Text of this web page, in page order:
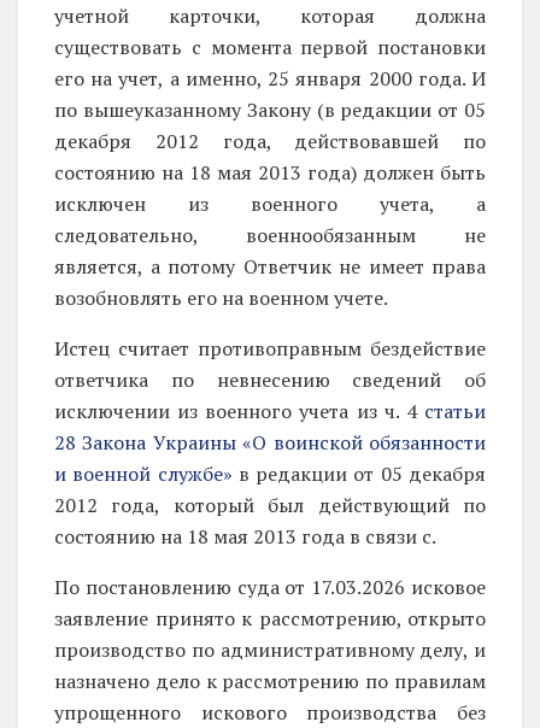
учетной карточки, которая должна
существовать с момента первой постановки
его на учет, а именно, 25 января 2000 года. И
по вышеуказанному Закону (в редакции от 05
декабря 2012 года, действовавшей по
состоянию на 18 мая 2013 года) должен быть
исключен из военного учета, а
следовательно, военнообязанным не
является, а потому Ответчик не имеет права
возобновлять его на военном учете.
Истец считает противоправным бездействие
ответчика по невнесению сведений об
исключении из военного учета из ч. 4 статьи
28 Закона Украины «О воинской обязанности
и военной службе» в редакции от 05 декабря
2012 года, который был действующий по
состоянию на 18 мая 2013 года в связи с.
По постановлению суда от 17.03.2026 исковое
заявление принято к рассмотрению, открыто
производство по административному делу, и
назначено дело к рассмотрению по правилам
упрощенного искового производства без